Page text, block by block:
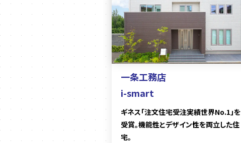
一条工務店
i-smart
ギネス「注文住宅受注実績世界No.1」を
受賞。機能性とデザイン性を両立した住
宅。